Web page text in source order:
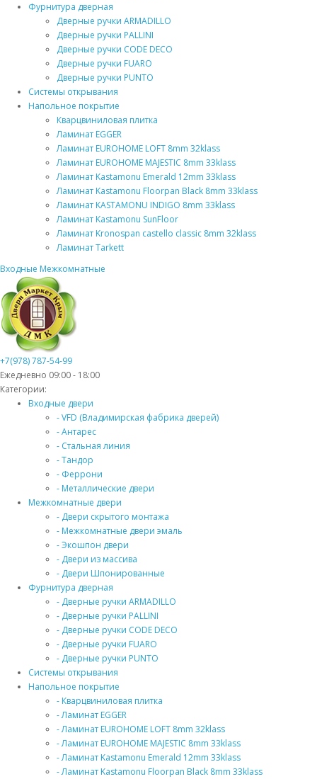
Фурнитура дверная
Дверные ручки ARMADILLO
Дверные ручки PALLINI
Дверные ручки CODE DECO
Дверные ручки FUARO
Дверные ручки PUNTO
Системы открывания
Напольное покрытие
Кварцвиниловая плитка
Ламинат EGGER
Ламинат EUROHOME LOFT 8mm 32klass
Ламинат EUROHOME MAJESTIC 8mm 33klass
Ламинат Kastamonu Emerald 12mm 33klass
Ламинат Kastamonu Floorpan Black 8mm 33klass
Ламинат KASTAMONU INDIGO 8mm 33klass
Ламинат Kastamonu SunFloor
Ламинат Kronospan castello classic 8mm 32klass
Ламинат Tarkett
Входные Межкомнатные
+7(978) 787-54-99
Ежедневно 09:00 - 18:00
Категории:
Входные двери
- VFD (Владимирская фабрика дверей)
- Антарес
- Стальная линия
- Тандор
- Феррони
- Металлические двери
Межкомнатные двери
- Двери скрытого монтажа
- Межкомнатные двери эмаль
- Экошпон двери
- Двери из массива
- Двери Шпонированные
Фурнитура дверная
- Дверные ручки ARMADILLO
- Дверные ручки PALLINI
- Дверные ручки CODE DECO
- Дверные ручки FUARO
- Дверные ручки PUNTO
Системы открывания
Напольное покрытие
- Кварцвиниловая плитка
- Ламинат EGGER
- Ламинат EUROHOME LOFT 8mm 32klass
- Ламинат EUROHOME MAJESTIC 8mm 33klass
- Ламинат Kastamonu Emerald 12mm 33klass
- Ламинат Kastamonu Floorpan Black 8mm 33klass